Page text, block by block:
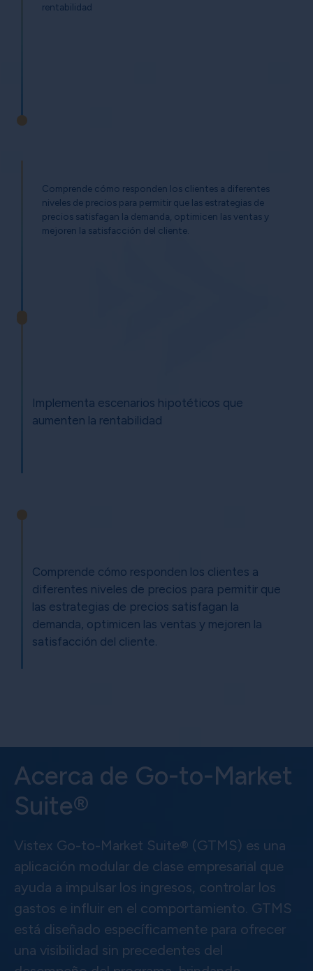
rentabilidad
Comprende cómo responden los clientes a diferentes
niveles de precios para permitir que las estrategias de
precios satisfagan la demanda, optimicen las ventas y
mejoren la satisfacción del cliente.
Implementa escenarios hipotéticos que
aumenten la rentabilidad
Comprende cómo responden los clientes a
diferentes niveles de precios para permitir que
las estrategias de precios satisfagan la
demanda, optimicen las ventas y mejoren la
satisfacción del cliente.
Acerca de Go-to-Market
Suite®
Vistex Go-to-Market Suite® (GTMS) es una
aplicación modular de clase empresarial que
ayuda a impulsar los ingresos, controlar los
gastos e influir en el comportamiento. GTMS
está diseñado específicamente para ofrecer
una visibilidad sin precedentes del